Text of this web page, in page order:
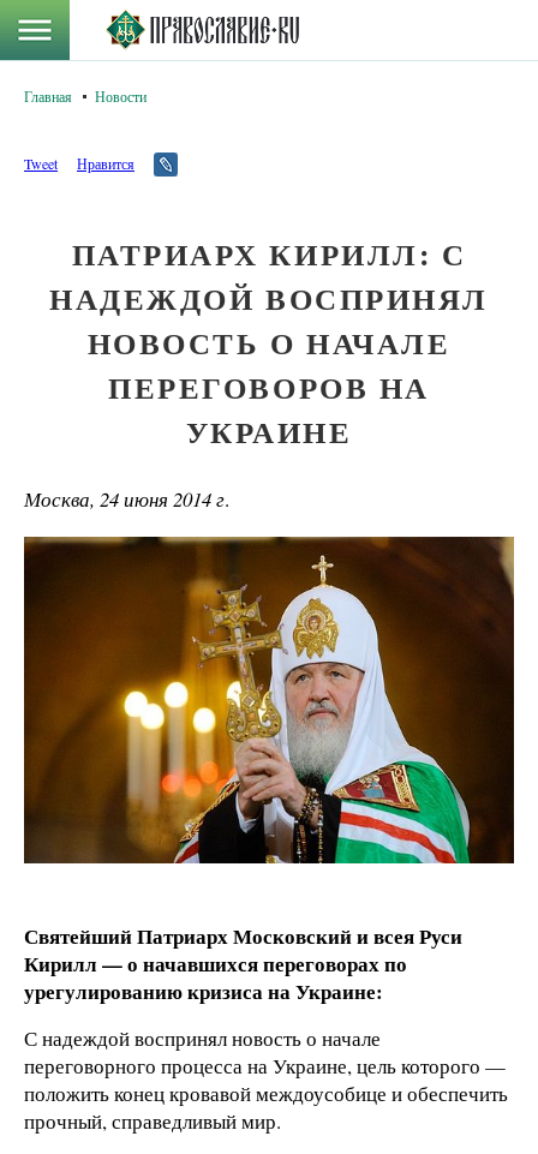
Главная Новости
Tweet Нравится
ПАТРИАРХ КИРИЛЛ: С
НАДЕЖДОЙ ВОСПРИНЯЛ
НОВОСТЬ О НАЧАЛЕ
ПЕРЕГОВОРОВ НА
УКРАИНЕ
Москва, 24 июня 2014 г.
Святейший Патриарх Московский и всея Руси
Кирилл — о начавшихся переговорах по
урегулированию кризиса на Украине:
С надеждой воспринял новость о начале
переговорного процесса на Украине, цель которого —
положить конец кровавой междоусобице и обеспечить
прочный, справедливый мир.